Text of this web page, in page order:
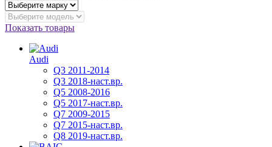
Показать товары
Audi
Q3 2011-2014
Q3 2018-наст.вр.
Q5 2008-2016
Q5 2017-наст.вр.
Q7 2009-2015
Q7 2015-наст.вр.
Q8 2019-наст.вр.